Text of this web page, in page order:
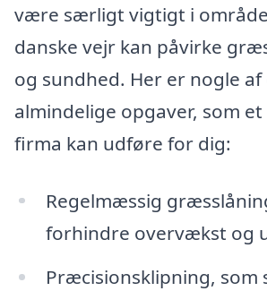
være særligt vigtigt i
danske vejr kan påvirke
og sundhed. Her er nogle af
almindelige opgaver, som
firma kan udføre for dig:
Regelmæssig
forhindre overvækst og
Præcisionsklipning, som